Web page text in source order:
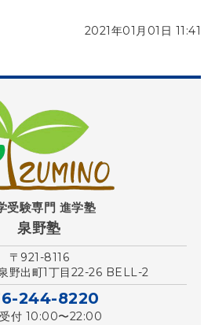
2021年01月01日 11:41
受験専門 進学塾
泉野塾
〒921-8116
野出町1丁目22-26 BELL-2
244-8220
付 10:00〜22:00